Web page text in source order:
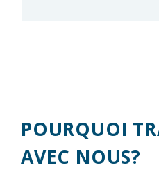
POURQUOI
AVEC NOUS?